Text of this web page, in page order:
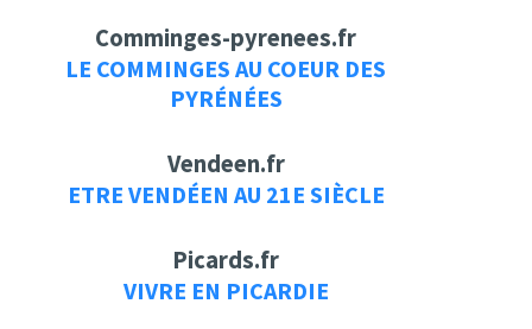
Comminges-pyrenees.fr
LE COMMINGES AU COEUR DES
PYRÉNÉES
Vendeen.fr
ETRE VENDÉEN AU 21E SIÈCLE
Picards.fr
VIVRE EN PICARDIE